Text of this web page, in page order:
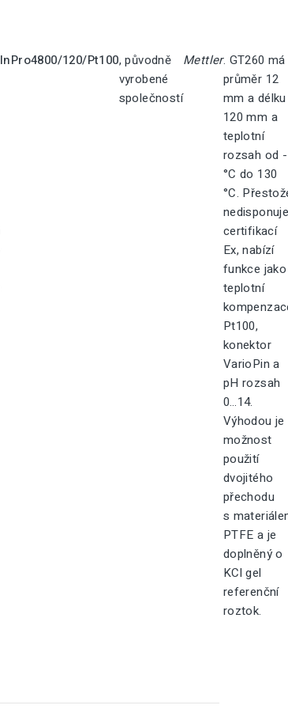
InPro4800/120/Pt100, původně
vyrobené
společností
Mettler. GT260 má
průměr 12
mm a délku
120 mm a
teplotní
rozsah od
°C do 130
°C.
certifikací
Ex, nabízí
funkce jako
teplotní
Pt100,
konektor
VarioPin a
pH rozsah
0…14.
Výhodou je
možnost
použití
dvojitého
přechodu
s
PTFE a je
doplněný o
KCl gel
referenční
roztok.